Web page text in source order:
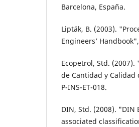
Barcelona, España.
Lipták, B. (2003).
Engineers’
Ecopetrol, Std.
de Cantidad y Calidad
P-INS-ET-018.
DIN, Std. (2008).
associated